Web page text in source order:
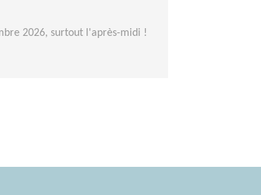
2026, surtout l'après-midi !